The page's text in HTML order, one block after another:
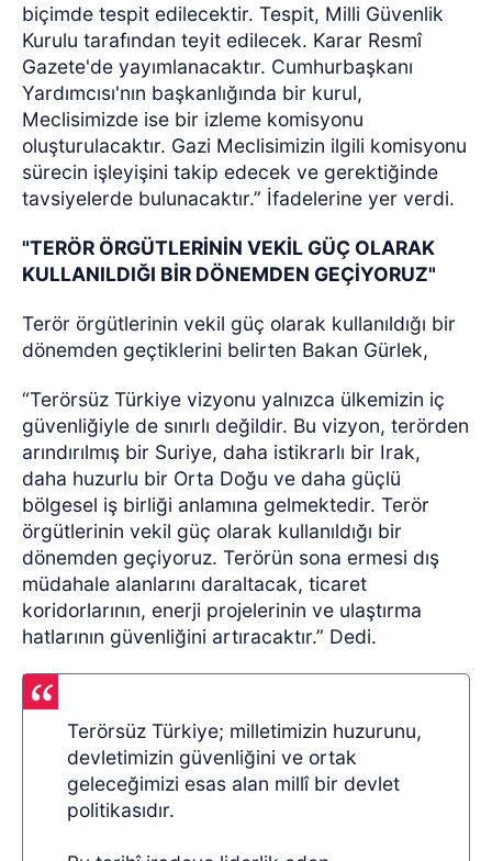
biçimde tespit edilecektir. Tespit, Milli Güvenlik
Kurulu tarafından teyit edilecek. Karar Resmî
Gazete'de yayımlanacaktır. Cumhurbaşkanı
Yardımcısı'nın başkanlığında bir kurul,
Meclisimizde ise bir izleme komisyonu
oluşturulacaktır. Gazi Meclisimizin ilgili komisyonu
sürecin işleyişini takip edecek ve gerektiğinde
tavsiyelerde bulunacaktır.” İfadelerine yer verdi.
"TERÖR ÖRGÜTLERİNİN VEKİL GÜÇ OLARAK
KULLANILDIĞI BİR DÖNEMDEN GEÇİYORUZ"
Terör örgütlerinin vekil güç olarak kullanıldığı bir
dönemden geçtiklerini belirten Bakan Gürlek,
“Terörsüz Türkiye vizyonu yalnızca ülkemizin iç
güvenliğiyle de sınırlı değildir. Bu vizyon, terörden
arındırılmış bir Suriye, daha istikrarlı bir Irak,
daha huzurlu bir Orta Doğu ve daha güçlü
bölgesel iş birliği anlamına gelmektedir. Terör
örgütlerinin vekil güç olarak kullanıldığı bir
dönemden geçiyoruz. Terörün sona ermesi dış
müdahale alanlarını daraltacak, ticaret
koridorlarının, enerji projelerinin ve ulaştırma
hatlarının güvenliğini artıracaktır.” Dedi.
Terörsüz Türkiye; milletimizin huzurunu,
devletimizin güvenliğini ve ortak
geleceğimizi esas alan millî bir devlet
politikasıdır.